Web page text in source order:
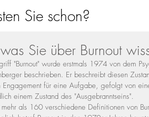
Sie schon?
Sie über Burnout
"Burnout" wurde erstmals 1974 von dem
beschrieben. Er beschreibt diesen
Engagement für eine Aufgabe, gefolgt von
einem Zustand des "Ausgebranntseins".
als 160 verschiedene Definitionen von